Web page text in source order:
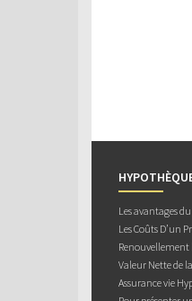
Les avantages
Les Coûts D’un
Valeur Nette de
Assurance vie